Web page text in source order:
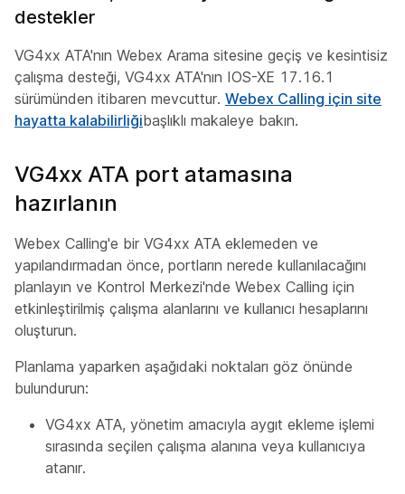
destekler
VG4xx ATA'nın Webex Arama sitesine geçiş ve kesintisiz
çalışma desteği, VG4xx ATA'nın IOS-XE 17.16.1
sürümünden itibaren mevcuttur. Webex Calling için site
hayatta kalabilirliğibaşlıklı makaleye bakın.
VG4xx ATA port atamasına
hazırlanın
Webex Calling'e bir VG4xx ATA eklemeden ve
yapılandırmadan önce, portların nerede kullanılacağını
planlayın ve Kontrol Merkezi'nde Webex Calling için
etkinleştirilmiş çalışma alanlarını ve kullanıcı hesaplarını
oluşturun.
Planlama yaparken aşağıdaki noktaları göz önünde
bulundurun:
VG4xx ATA, yönetim amacıyla aygıt ekleme işlemi
sırasında seçilen çalışma alanına veya kullanıcıya
atanır.